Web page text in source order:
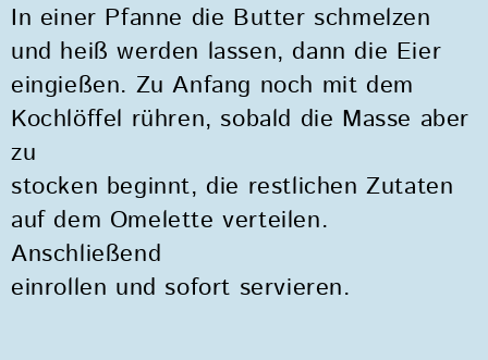
In einer Pfanne die Butter schmelzen
und heiß werden lassen, dann die Eier
eingießen. Zu Anfang noch mit dem
Kochlöffel rühren, sobald die Masse aber
zu
stocken beginnt, die restlichen Zutaten
auf dem Omelette verteilen.
Anschließend
einrollen und sofort servieren.